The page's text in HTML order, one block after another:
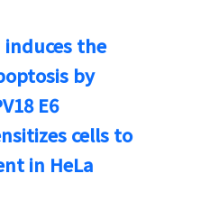
the
by
E6
cells to
in HeLa